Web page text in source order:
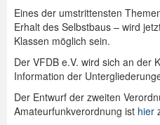
Eines der umstrittensten
Erhalt des Selbstbaus – wird
Klassen möglich sein.
Der VFDB e.V. wird sich an der
Information der
Der Entwurf der zweiten
Amateurfunkverordnung ist hier